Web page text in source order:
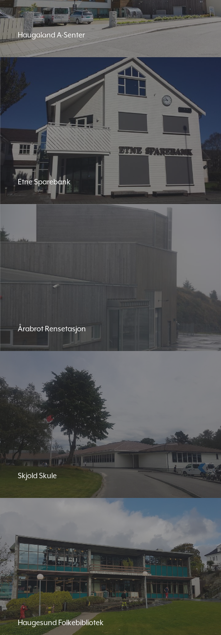
Haugaland A-Senter
Etne Sparebank
Årabrot Rensetasjon
Skjold Skule
Haugesund Folkebibliotek